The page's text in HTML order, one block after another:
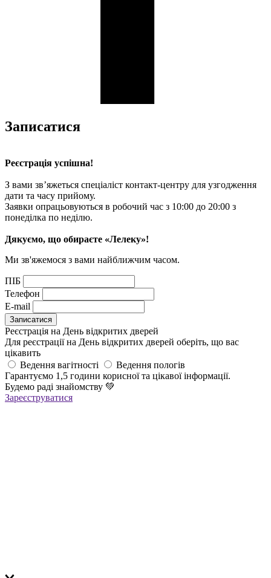
Записатися
Реєстрація успішна!
З вами зв’яжеться спеціаліст контакт-центру для узгодження
дати та часу прийому.
Заявки опрацьовуються в робочий час з 10:00 до 20:00 з
понеділка по неділю.
Дякуємо, що обираєте «Лелеку»!
Ми зв'яжемося з вами найближчим часом.
ПІБ
Телефон
E-mail
Реєстрація на День відкритих дверей
Для реєстрації на День відкритих дверей оберіть, що вас
цікавить
Ведення вагітності
Ведення пологів
Гарантуємо 1,5 години корисної та цікавої інформації.
Будемо раді знайомству 💚
Зареєструватися